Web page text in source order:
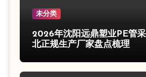
未分类
2026年沈阳远鼎塑业PE管
北正规生产厂家盘点梳理